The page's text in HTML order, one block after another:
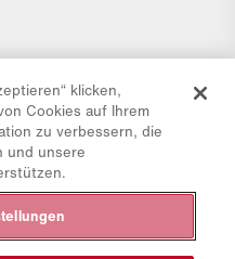
klicken,
Cookies auf Ihrem
zu verbessern, die
und unsere